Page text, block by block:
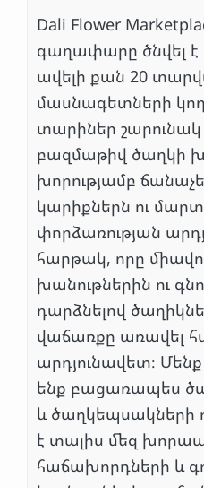
Dali Flower
գաղափարը ծնվել է
ավելի քան 20
մասնագետների
տարիներ
բազմաթիվ ծաղկի
խորությամբ
կարիքներն ու
փորձառության
հարթակ, որը
խանութներին ու
դարձնելով
վաճառքը առավել
արդյունավետ։
ենք բացառապես
և ծաղկեպսակների
է տալիս մեզ
հաճախորդների և